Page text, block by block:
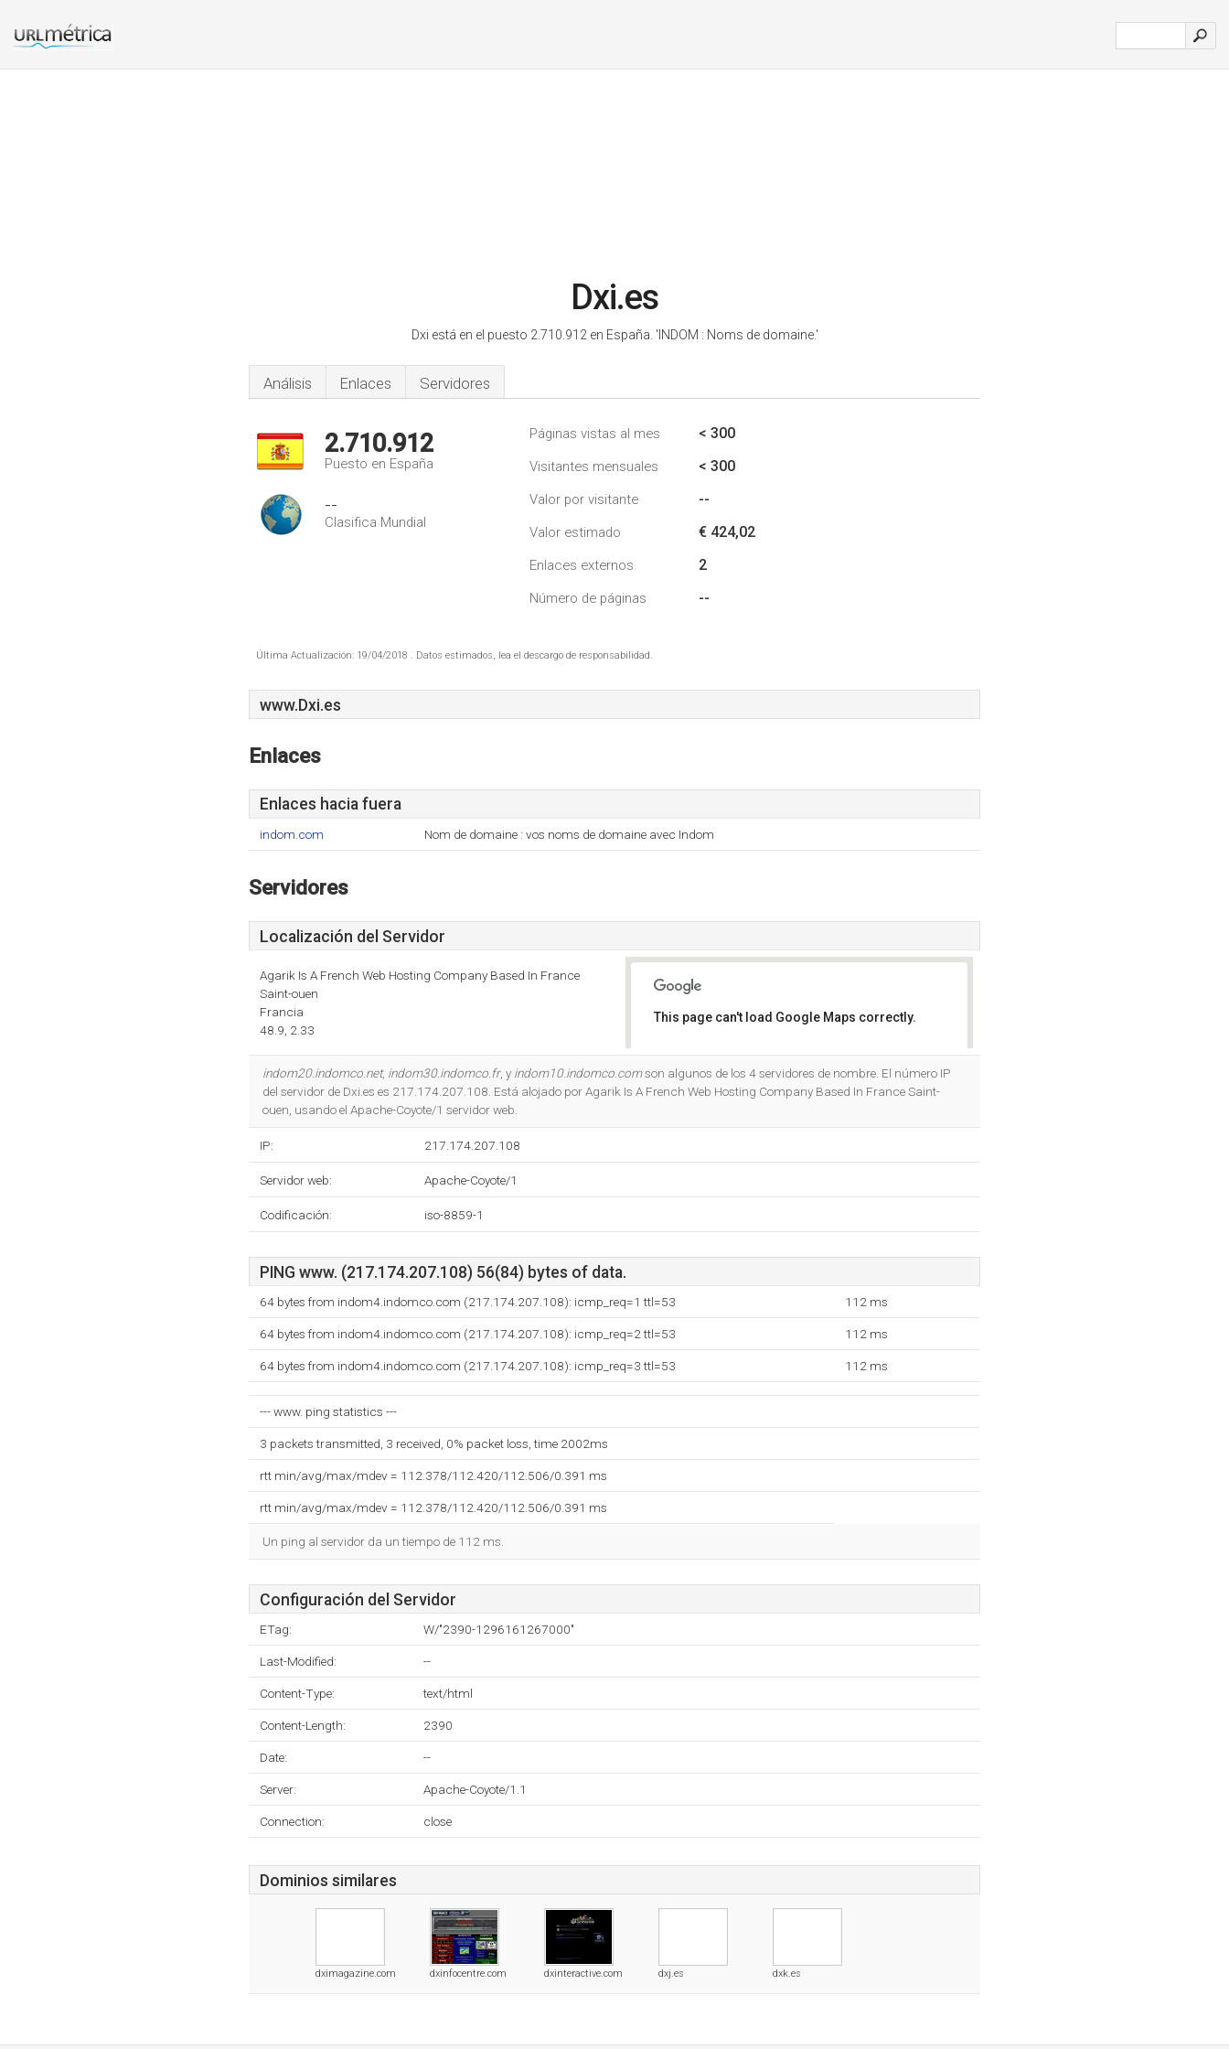
Dxi.es
Dxi está en el puesto 2.710.912 en España. 'INDOM : Noms de domaine.'
Análisis Enlaces Servidores
2.710.912
Puesto en España
--
Clasifica Mundial
Páginas vistas al mes < 300
Visitantes mensuales < 300
Valor por visitante --
Valor estimado € 424,02
Enlaces externos 2
Número de páginas --
Última Actualización: 19/04/2018 . Datos estimados, lea el descargo de responsabilidad.
www.Dxi.es
Enlaces
Enlaces hacia fuera
indom.com Nom de domaine : vos noms de domaine avec Indom
Servidores
Localización del Servidor
Agarik Is A French Web Hosting Company Based In France
Saint-ouen
Francia
48.9, 2.33
This page can't load Google Maps correctly.
indom20.indomco.net, indom30.indomco.fr, y indom10.indomco.comson algunos de los 4 servidores de nombre. El número IP
del servidor de Dxi.es es 217.174.207.108. Está alojado por Agarik Is A French Web Hosting Company Based In France Saint-
ouen, usando el Apache-Coyote/1 servidor web.
IP: 217.174.207.108
Servidor web: Apache-Coyote/1
Codificación: iso-8859-1
PING www. (217.174.207.108) 56(84) bytes of data.
64 bytes from indom4.indomco.com (217.174.207.108): icmp_req=1 ttl=53 112 ms
64 bytes from indom4.indomco.com (217.174.207.108): icmp_req=2 ttl=53 112 ms
64 bytes from indom4.indomco.com (217.174.207.108): icmp_req=3 ttl=53 112 ms
--- www. ping statistics ---
3 packets transmitted, 3 received, 0% packet loss, time 2002ms
rtt min/avg/max/mdev = 112.378/112.420/112.506/0.391 ms
rtt min/avg/max/mdev = 112.378/112.420/112.506/0.391 ms
Un ping al servidor da un tiempo de 112 ms.
Configuración del Servidor
ETag: W/"2390-1296161267000"
Last-Modified: --
Content-Type: text/html
Content-Length: 2390
Date: --
Server: Apache-Coyote/1.1
Connection: close
Dominios similares
dximagazine.com dxinfocentre.com dxinteractive.com dxj.es dxk.es